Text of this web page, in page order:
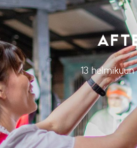
13 helmikuun